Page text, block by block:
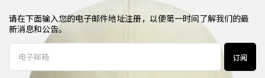
请在下面输入您的电子邮件地址注册，以便第一时间了解我们的最
新消息和公告。
订阅